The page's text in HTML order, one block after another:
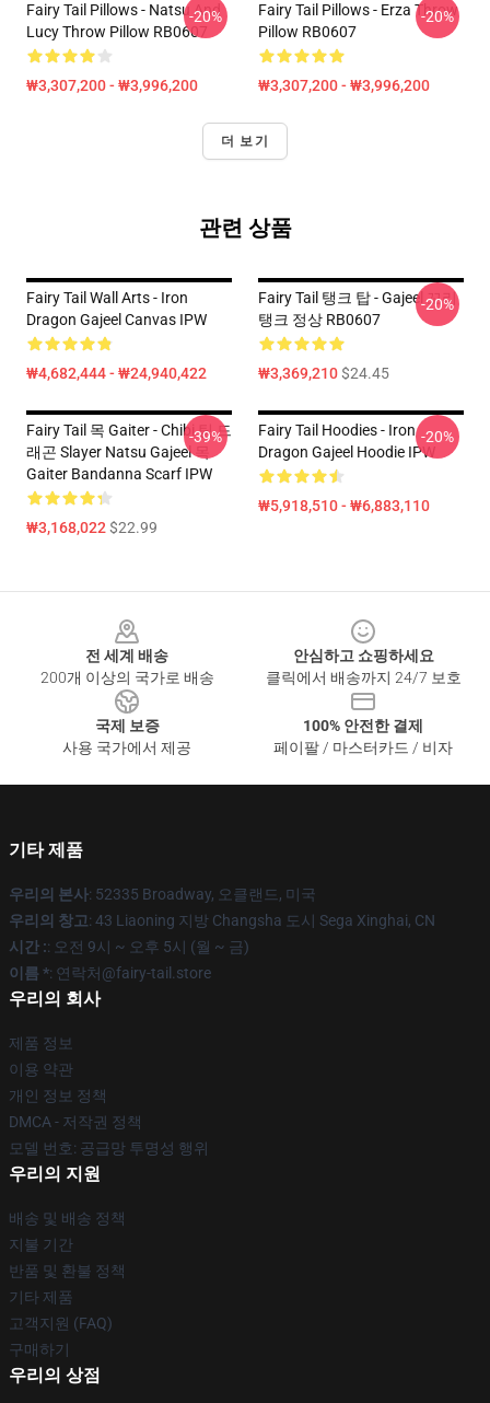
Fairy Tail Pillows - Natsu And
Lucy Throw Pillow RB0607
₩3,307,200 - ₩3,996,200
-20%
Fairy Tail Pillows - Erza Throw
Pillow RB0607
₩3,307,200 - ₩3,996,200
-20%
더 보기
관련 상품
Fairy Tail Wall Arts - Iron
Dragon Gajeel Canvas IPW
₩4,682,444 - ₩24,940,422
Fairy Tail 탱크 탑 - Gajeel 꼬리
탱크 정상 RB0607
₩3,369,210$24.45
-20%
Fairy Tail 목 Gaiter - Chibi 팀 드
래곤 Slayer Natsu Gajeel 목
Gaiter Bandanna Scarf IPW
₩3,168,022$22.99
-39%
Fairy Tail Hoodies - Iron
Dragon Gajeel Hoodie IPW
₩5,918,510 - ₩6,883,110
-20%
전 세계 배송
200개 이상의 국가로 배송
안심하고 쇼핑하세요
클릭에서 배송까지 24/7 보호
국제 보증
사용 국가에서 제공
100% 안전한 결제
페이팔 / 마스터카드 / 비자
기타 제품
우리의 본사: 52335 Broadway, 오클랜드, 미국
우리의 창고: 43 Liaoning 지방 Changsha 도시 Sega Xinghai, CN
시간 :: 오전 9시 ~ 오후 5시 (월 ~ 금)
이름 *: 연락처@fairy-tail.store
우리의 회사
제품 정보
이용 약관
개인 정보 정책
DMCA - 저작권 정책
모델 번호: 공급망 투명성 행위
우리의 지원
배송 및 배송 정책
지불 기간
반품 및 환불 정책
기타 제품
고객지원 (FAQ)
구매하기
우리의 상점